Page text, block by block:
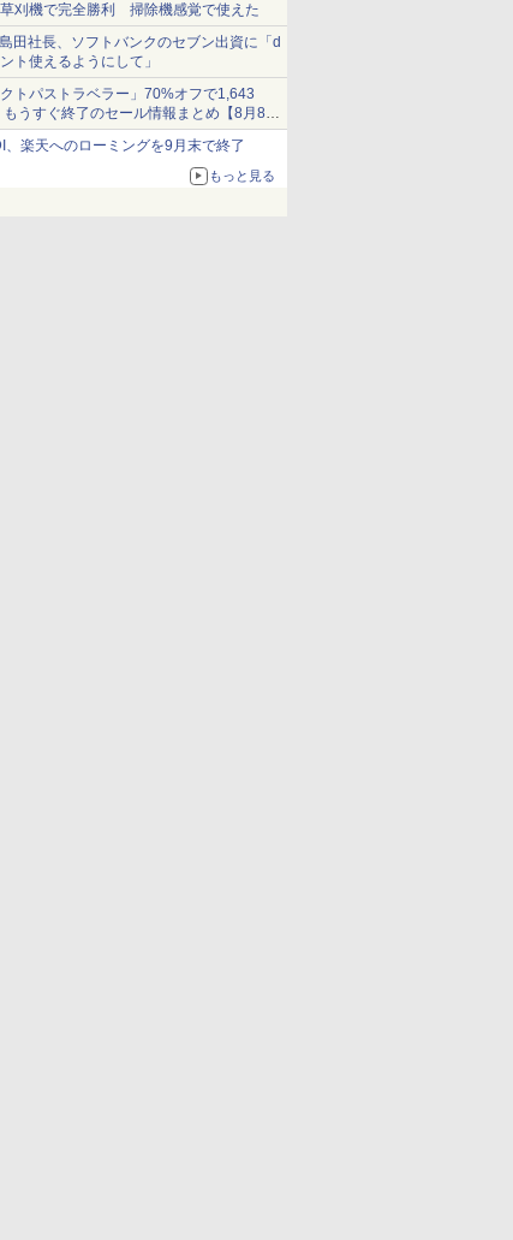
草刈機で完全勝利 掃除機感覚で使えた
田社長、ソフトバンクのセブン出資に「d
ト使えるようにして」
クトパストラベラー」70%オフで1,643
もうすぐ終了のセール情報まとめ【8月8日
ンドーeショップでは「大神 絶景版」が
、楽天へのローミングを9月末で終了
もっと見る